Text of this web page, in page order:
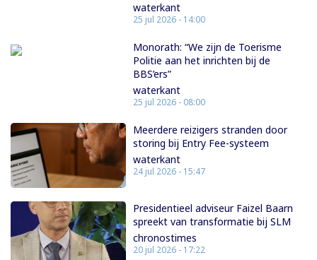
waterkant
25 jul 2026 - 14:00
Monorath: “We zijn de Toerisme
Politie aan het inrichten bij de
BBS’ers”
waterkant
25 jul 2026 - 08:00
Meerdere reizigers stranden door
storing bij Entry Fee-systeem
waterkant
24 jul 2026 - 15:47
Presidentieel adviseur Faizel Baarn
spreekt van transformatie bij SLM
chronostimes
20 jul 2026 - 17:22